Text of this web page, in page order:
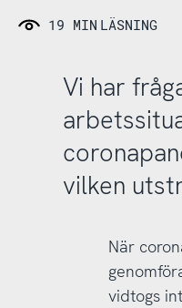
19 MIN LÄSNING
Vi har
vilken
När
vidtogs